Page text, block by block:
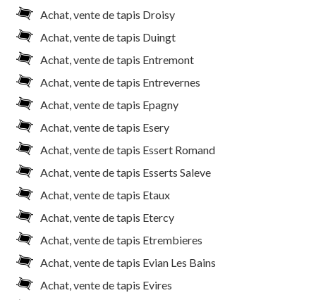
Achat, vente de tapis Droisy
Achat, vente de tapis Duingt
Achat, vente de tapis Entremont
Achat, vente de tapis Entrevernes
Achat, vente de tapis Epagny
Achat, vente de tapis Esery
Achat, vente de tapis Essert Romand
Achat, vente de tapis Esserts Saleve
Achat, vente de tapis Etaux
Achat, vente de tapis Etercy
Achat, vente de tapis Etrembieres
Achat, vente de tapis Evian Les Bains
Achat, vente de tapis Evires